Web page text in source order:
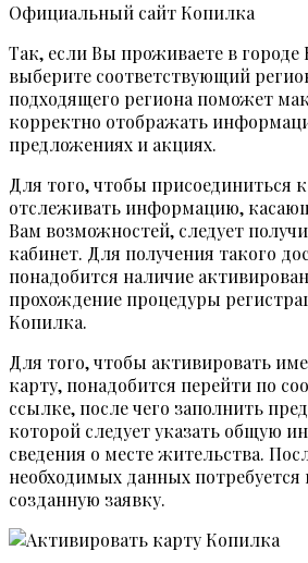
Официальный сайт Копилка
Так, если Вы проживаете в городе
выберите соответствующий
подходящего региона поможет
корректно отображать
предложениях и акциях.
Для того, чтобы присоединиться
отслеживать информацию,
Вам возможностей, следует
кабинет. Для получения такого
понадобится наличие
прохождение процедуры
Копилка.
Для того, чтобы активировать
карту, понадобится перейти по
ссылке, после чего заполнить
которой следует указать общую
сведения о месте жительства.
необходимых данных потребуется
созданную заявку.